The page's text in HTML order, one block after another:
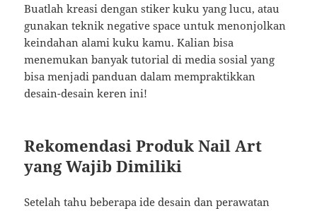
Buatlah kreasi dengan stiker kuku yang lucu, atau
gunakan teknik negative space untuk menonjolkan
keindahan alami kuku kamu. Kalian bisa
menemukan banyak tutorial di media sosial yang
bisa menjadi panduan dalam mempraktikkan
desain-desain keren ini!
Rekomendasi Produk Nail Art
yang Wajib Dimiliki
Setelah tahu beberapa ide desain dan perawatan